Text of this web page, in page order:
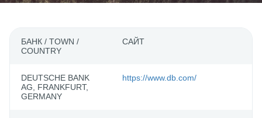
БАНК / TOWN /
COUNTRY
САЙТ
DEUTSCHE BANK
AG, FRANKFURT,
GERMANY
https://www.db.com/